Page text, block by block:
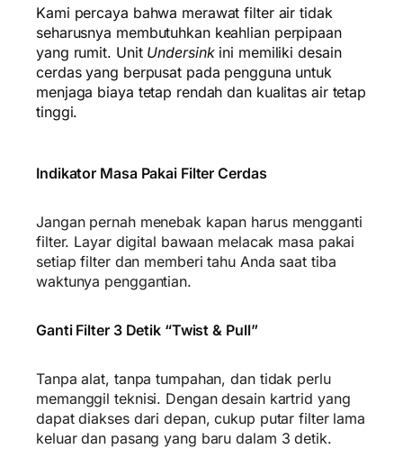
Kami percaya bahwa merawat filter air tidak
seharusnya membutuhkan keahlian perpipaan
yang rumit. Unit Undersinkini memiliki desain
cerdas yang berpusat pada pengguna untuk
menjaga biaya tetap rendah dan kualitas air tetap
tinggi.
Indikator Masa Pakai Filter Cerdas
Jangan pernah menebak kapan harus mengganti
filter. Layar digital bawaan melacak masa pakai
setiap filter dan memberi tahu Anda saat tiba
waktunya penggantian.
Ganti Filter 3 Detik “Twist & Pull”
Tanpa alat, tanpa tumpahan, dan tidak perlu
memanggil teknisi. Dengan desain kartrid yang
dapat diakses dari depan, cukup putar filter lama
keluar dan pasang yang baru dalam 3 detik.